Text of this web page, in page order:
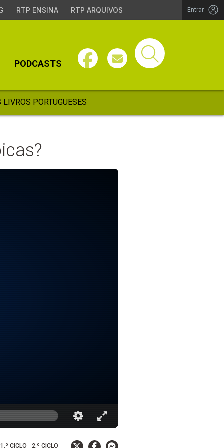
RTP ENSINA RTP ARQUIVOS Entrar
PODCASTS
LIVROS PORTUGUESES
1.º CICLO 2.º CICLO